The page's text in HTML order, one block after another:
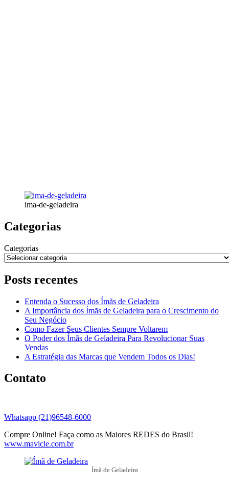
ima-de-geladeira
Categorias
Categorias
Posts recentes
Entenda o Sucesso dos Ímãs de Geladeira
A Importância dos Ímãs de Geladeira para o Crescimento do
Seu Negócio
Como Fazer Seus Clientes Sempre Voltarem
O Poder dos Ímãs de Geladeira Para Revolucionar Suas
Vendas
A Estratégia das Marcas que Vendem Todos os Dias!
Contato
Whatsapp (21)96548-6000
Compre Online! Faça como as Maiores REDES do Brasil!
www.mavicle.com.br
Ímã de Geladeira